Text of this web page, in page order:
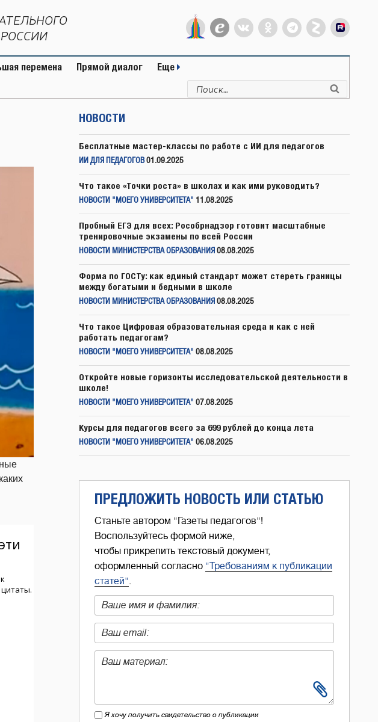
перемена Прямой диалог Еще
Искать:
НОВОСТИ
Бесплатные мастер-классы по работе с ИИ для педагогов
ИИ ДЛЯ ПЕДАГОГОВ 01.09.2025
Что такое «Точки роста» в школах и как ими руководить?
НОВОСТИ "МОЕГО УНИВЕРСИТЕТА" 11.08.2025
Пробный ЕГЭ для всех: Рособрнадзор готовит масштабные
тренировочные экзамены по всей России
НОВОСТИ МИНИСТЕРСТВА ОБРАЗОВАНИЯ 08.08.2025
Форма по ГОСТу: как единый стандарт может стереть границы
между богатыми и бедными в школе
НОВОСТИ МИНИСТЕРСТВА ОБРАЗОВАНИЯ 08.08.2025
Что такое Цифровая образовательная среда и как с ней
работать педагогам?
НОВОСТИ "МОЕГО УНИВЕРСИТЕТА" 08.08.2025
Откройте новые горизонты исследовательской деятельности в
школе!
НОВОСТИ "МОЕГО УНИВЕРСИТЕТА" 07.08.2025
Курсы для педагогов всего за 699 рублей до конца лета
НОВОСТИ "МОЕГО УНИВЕРСИТЕТА" 06.08.2025
ПРЕДЛОЖИТЬ НОВОСТЬ ИЛИ СТАТЬЮ
Станьте автором "Газеты педагогов"!
Воспользуйтесь формой ниже,
чтобы прикрепить текстовый документ,
оформленный согласно "Требованиям к публикации
статей".
Я хочу получить свидетельство о публикации